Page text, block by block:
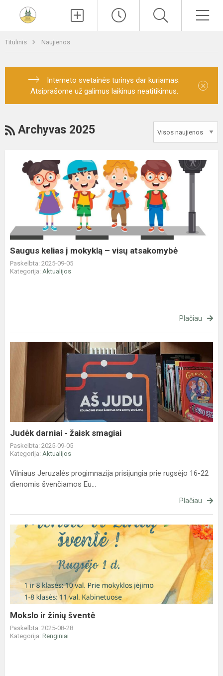
Titulinis Naujienos
Interneto svetainės turinys dar kuriamas.
Atsiprašome už galimus laikinus neatitikimus.
×
RSS
Archyvas 2025
Saugus
kelias
mokyklą
visų
atsakomybė
Saugus kelias į mokyklą – visų atsakomybė
Paskelbta: 2025-09-05
Kategorija: Aktualijos
Plačiau
Judėk
darniai
žaisk
smagiai
Judėk darniai - žaisk smagiai
Paskelbta: 2025-09-05
Kategorija: Aktualijos
Vilniaus Jeruzalės progimnazija prisijungia prie rugsėjo 16-22
dienomis švenčiamos Eu...
Plačiau
Mokslo
žinių
šventė
Mokslo ir žinių šventė
Paskelbta: 2025-08-28
Kategorija: Renginiai